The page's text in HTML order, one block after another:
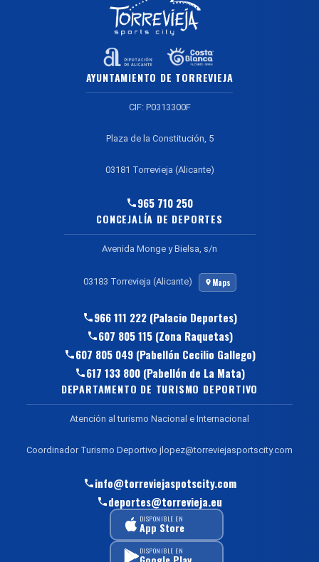
AYUNTAMIENTO DE TORREVIEJA
CIF: P0313300F
Plaza de la Constitución, 5
03181 Torrevieja (Alicante)
965 710 250
CONCEJALÍA DE DEPORTES
Avenida Monge y Bielsa, s/n
03183 Torrevieja (Alicante) Maps
966 111 222 (Palacio Deportes)
607 805 115 (Zona Raquetas)
607 805 049 (Pabellón Cecilio Gallego)
617 133 800 (Pabellón de La Mata)
DEPARTAMENTO DE TURISMO DEPORTIVO
Atención al turismo Nacional e Internacional
Coordinador Turismo Deportivo jlopez@torreviejasportscity.com
info@torreviejaspotscity.com
deportes@torrevieja.eu
DISPONIBLE EN
App Store
DISPONIBLE EN